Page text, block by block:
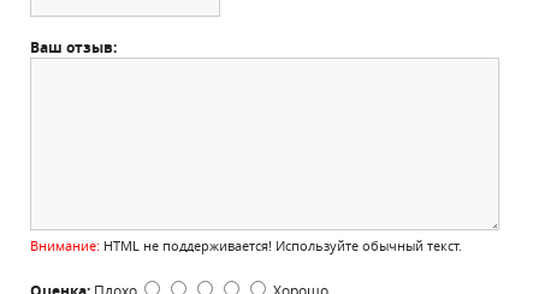
Ваш отзыв:
Внимание: HTML не поддерживается! Используйте обычный текст.